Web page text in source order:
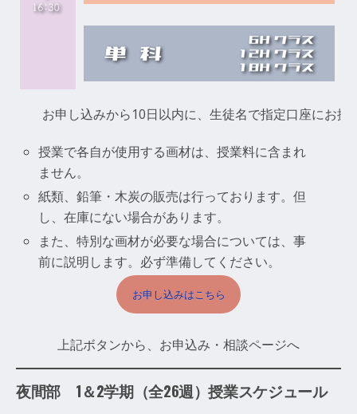
お申し込みから10日以内に、生徒名で指定口座にお振
授業で各自が使用する画材は、授業料に含まれ
ません。
紙類、鉛筆・木炭の販売は行っております。但
し、在庫にない場合があります。
また、特別な画材が必要な場合については、事
前に説明します。必ず準備してください。
お申し込みはこちら
上記ボタンから、お申込み・相談ページへ
夜間部 1＆2学期（全26週）授業スケジュール